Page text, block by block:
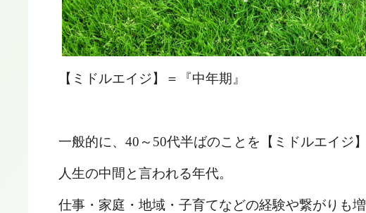
【ミドルエイジ】＝『中年期』
一般的に、 40 ～ 50代半ばのことを【ミドルエイジ
人生の中間と言われる年代。
仕事・家庭・地域・子育てなどの経験や繋がりも